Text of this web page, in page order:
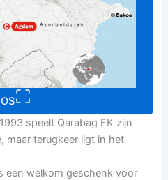
speelt Qarabag FK zijn
maar terugkeer ligt in het
een welkom geschenk voor